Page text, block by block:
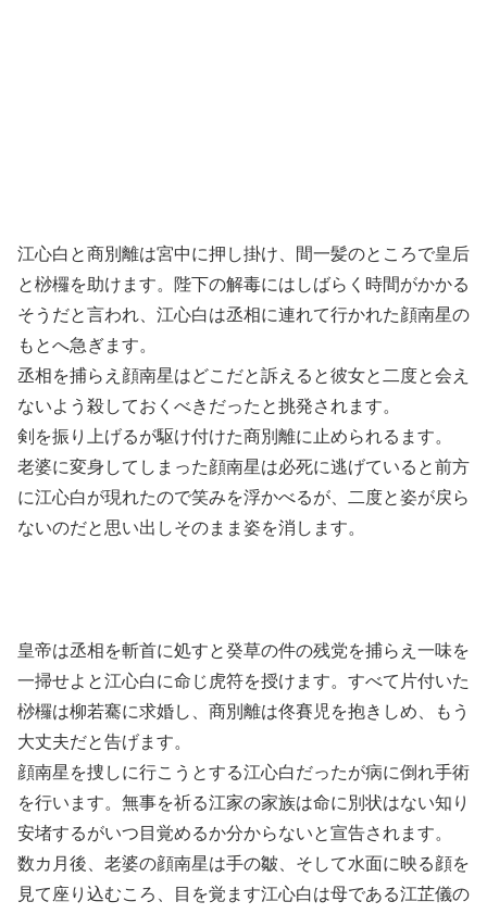
江心白と商別離は宮中に押し掛け、間一髪のところで皇后
と桫欏を助けます。陛下の解毒にはしばらく時間がかかる
そうだと言われ、江心白は丞相に連れて行かれた顔南星の
もとへ急ぎます。
丞相を捕らえ顔南星はどこだと訴えると彼女と二度と会え
ないよう殺しておくべきだったと挑発されます。
剣を振り上げるが駆け付けた商別離に止められるます。
老婆に変身してしまった顔南星は必死に逃げていると前方
に江心白が現れたので笑みを浮かべるが、二度と姿が戻ら
ないのだと思い出しそのまま姿を消します。
皇帝は丞相を斬首に処すと癸草の件の残党を捕らえ一味を
一掃せよと江心白に命じ虎符を授けます。すべて片付いた
桫欏は柳若騫に求婚し、商別離は佟賽児を抱きしめ、もう
大丈夫だと告げます。
顔南星を捜しに行こうとする江心白だったが病に倒れ手術
を行います。無事を祈る江家の家族は命に別状はない知り
安堵するがいつ目覚めるか分からないと宣告されます。
数カ月後、老婆の顔南星は手の皺、そして水面に映る顔を
見て座り込むころ、目を覚ます江心白は母である江芷儀の